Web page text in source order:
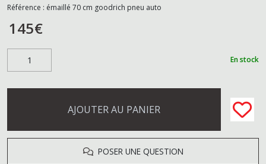
Référence : émaillé 70 cm goodrich pneu auto
145€
En stock
AJOUTER AU PANIER
POSER UNE QUESTION